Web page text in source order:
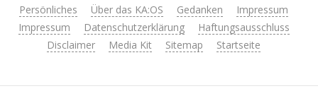
Persönliches
Über das KA:OS Gedanken
Impressum
Impressum
Datenschutzerklärung
Haftungsausschluss
Disclaimer
Media Kit Sitemap Startseite